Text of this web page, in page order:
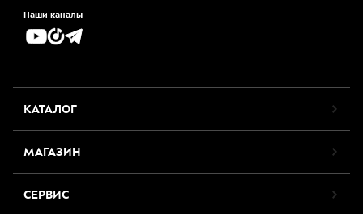
Наши каналы
КАТАЛОГ
МАГАЗИН
СЕРВИС